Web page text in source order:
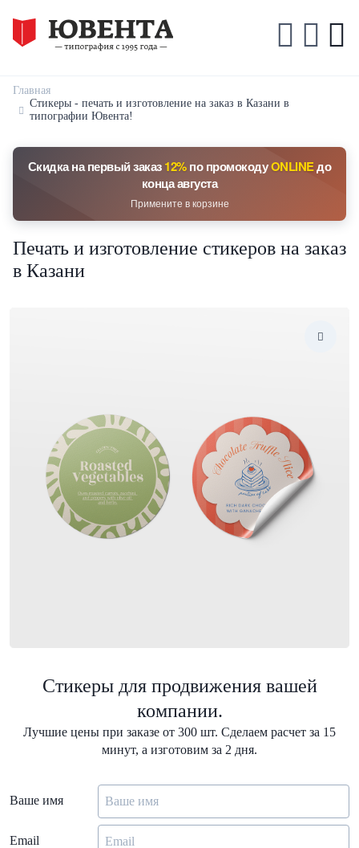
Главная
Стикеры - печать и изготовление на заказ в Казани в
типографии Ювента!
Скидка на первый заказ12%по промокодуONLINEдо
конца августа
Примените в корзине
Печать и изготовление стикеров на заказ
в Казани
Стикеры для продвижения вашей
компании.
Лучшие цены при заказе от 300 шт. Сделаем расчет за 15
минут, а изготовим за 2 дня.
Ваше имя
Email